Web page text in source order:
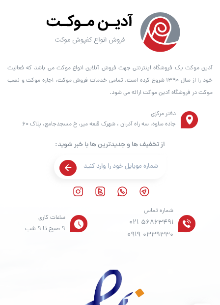
آدین موکت یک فروشگاه اینترنتی جهت فروش آنلاین انواع موکت می باشد که فعالیت
خود را از سال ۱۳۹۰ شروع کرده است. تمامی خدمات فروش موکت، اجاره موکت و نصب
موکت در فروشگاه آدین موکت ارائه می شود.
شماره تماس
021 56863491
0919 0339330
ساعات کاری
9 صبح تا 9 شب
دفتر مرکزی
جاده ساوه، سه راه آدران ، شهرک قلعه میر، خ مسجدجامع، پلاک 60
از تخفیف ها و جدیدترین ها با خبر شوید: